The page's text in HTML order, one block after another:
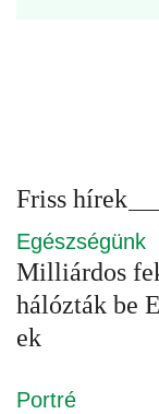
Friss hírek
Egészségünk
Milliárdos
hálózták be
ek
Portré